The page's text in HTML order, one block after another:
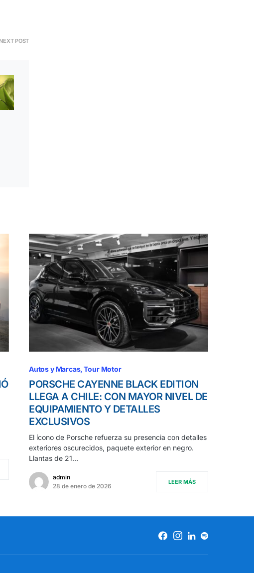
NEXT POST
Autos y Marcas Tour Motor
PORSCHE CAYENNE BLACK EDITION
LLEGA A CHILE: CON MAYOR NIVEL DE
EQUIPAMIENTO Y DETALLES
EXCLUSIVOS
El ícono de Porsche refuerza su presencia con detalles
exteriores oscurecidos, paquete exterior en negro.
Llantas de 21…
admin
28 de enero de 2026
LEER MÁS